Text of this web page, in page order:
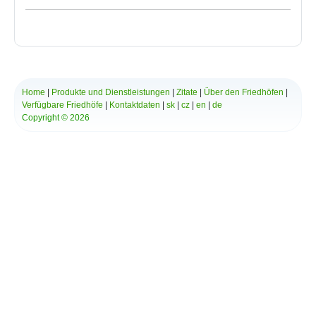
Bystrička
Červený Hrádok
Červený Kláštor
Chlebnice
Home Produkte und Dienstleistungen Zitate Über den Friedhöfen
Verfügbare Friedhöfe
Kontaktdaten sk cz en
de
Copyright © 2026